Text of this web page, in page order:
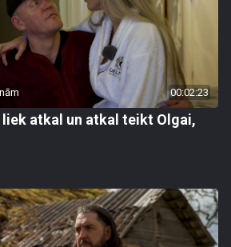
00:02:23
liek atkal un atkal teikt Olgai,